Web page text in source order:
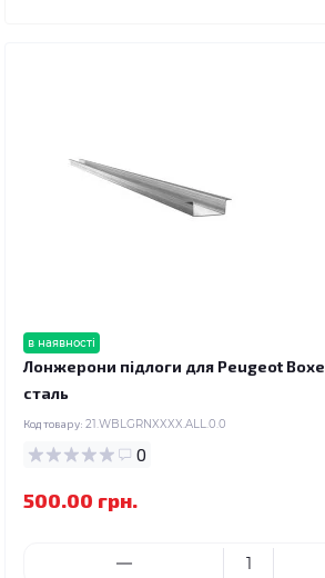
в наявності
Лонжерони підлоги для Peugeot
сталь
Код товару: 21.WBLGRNXXXX.ALL.0.0
0
500.00 грн.